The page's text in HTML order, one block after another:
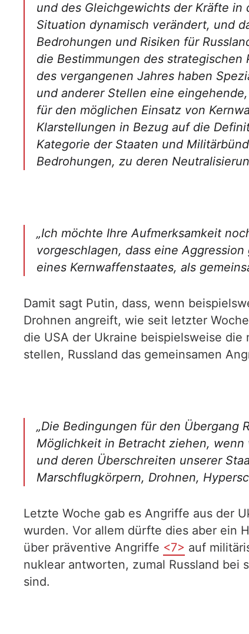
und des Gleichgewichts der Kräfte
Situation dynamisch verändert, und
Bedrohungen und Risiken für
die Bestimmungen des
des vergangenen Jahres haben
und anderer Stellen eine
für den möglichen Einsatz von
Klarstellungen in Bezug auf die
Kategorie der Staaten und
Bedrohungen, zu deren
„Ich möchte Ihre Aufmerksamkeit
vorgeschlagen, dass eine
eines Kernwaffenstaates, als
Damit sagt Putin, dass, wenn
Drohnen angreift, wie seit letzter
die USA der Ukraine beispielsweise
stellen, Russland das gemeinsamen
„Die Bedingungen für den Übergang
Möglichkeit in Betracht ziehen,
und deren Überschreiten unserer
Marschflugkörpern, Drohnen,
Letzte Woche gab es Angriffe aus der
wurden. Vor allem dürfte dies aber ein
über präventive Angriffe <7> auf
nuklear antworten, zumal Russland
sind.